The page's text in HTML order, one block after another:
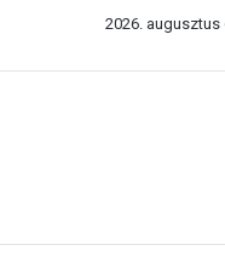
2026.